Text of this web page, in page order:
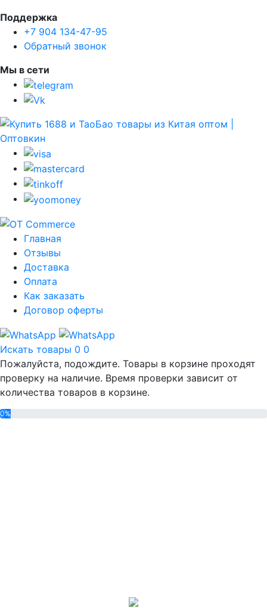
Поддержка
+7 904 134-47-95
Обратный звонок
Мы в сети
Главная
Отзывы
Доставка
Оплата
Как заказать
Договор оферты
Искать товары 0 0
Пожалуйста, подождите. Товары в корзине проходят
проверку на наличие. Время проверки зависит от
количества товаров в корзине.
0%